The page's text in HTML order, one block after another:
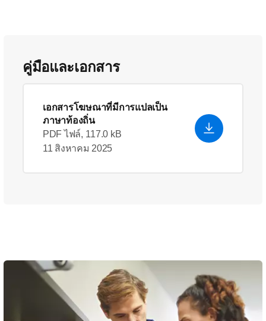
คู่มือและเอกสาร
เอกสารโฆษณาที่มีการแปลเป็น
ภาษาท้องถิ่น
PDF ไฟล์, 117.0 kB
11 สิงหาคม 2025